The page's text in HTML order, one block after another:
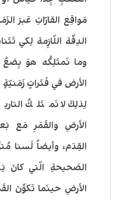
مَواقِع القارّاتِ عَبرَ
الدِقّة اللّازِمة لِكي
وما نَمتَلِكُه هوَ
الأرض في فَتَراتٍ زَمَنيّةٍ
لِذلِكَ لا نَمتَلكُ
الأرضِ والقَمَرِ مَع
القِدَم، وأيضاً لَسنا
الصَحيحةِ الّتي كانَ
الأرضِ حينَما تَكوَّنَ